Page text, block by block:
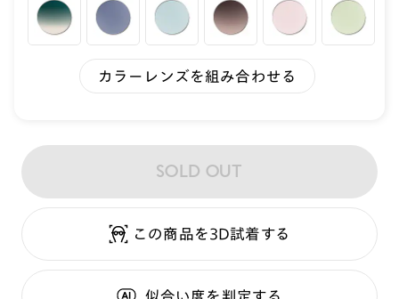
カラーレンズを組み合わせる
SOLD OUT
この商品を3D試着する
似合い度を判定する